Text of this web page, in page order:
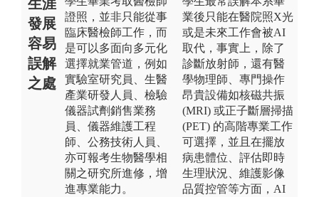
生涯
發展
容易
誤解
之處
證照，並非只能從事
臨床醫檢師工作，而
是可以多面向多元化
選擇就業管道，例如
實驗室研究員、生醫
產業研發人員、檢驗
儀器試劑銷售業務
員、儀器維護工程
師、公務技術人員、
亦可報考生物醫學相
關之研究所進修，增
進專業能力。
業後只能在醫院照X光
或是未來工作會被AI
取代，事實上，除了
診斷放射師，還有醫
學物理師、專門操作
昂貴設備如核磁共振
(MRI) 或正子斷層掃描
(PET) 的高階專業工作
可選擇，並且在擺放
病患體位、評估即時
生理狀況、維護影像
品質控管等方面，AI